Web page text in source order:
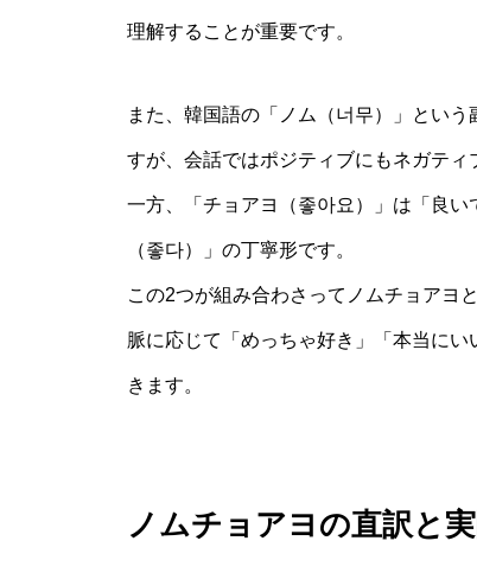
理解することが重要です。
また、韓国語の「ノム（너무）」とい
すが、会話ではポジティブにもネガティ
一方、「チョアヨ（좋아요）」は「良
（좋다）」の丁寧形です。
この2つが組み合わさってノムチョアヨ
脈に応じて「めっちゃ好き」「本当に
きます。
ノムチョアヨの直訳と